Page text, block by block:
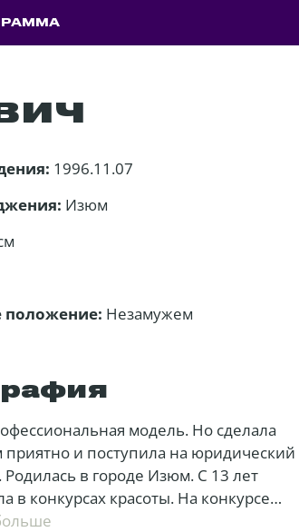
1996.11.07
Изюм
положение: Незамужем
модель. Но сделала
приятно и поступила на юридический
Родилась в городе Изюм. С 13 лет
в конкурсах красоты. На конкурсе
Украина» ее заметила директор